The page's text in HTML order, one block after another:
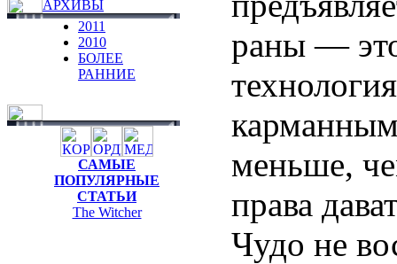
АРХИВЫ
2011
2010
БОЛЕЕ
РАННИЕ
САМЫЕ
ПОПУЛЯРНЫЕ
СТАТЬИ
The Witcher
раны —
меньше,
права
Чудо не